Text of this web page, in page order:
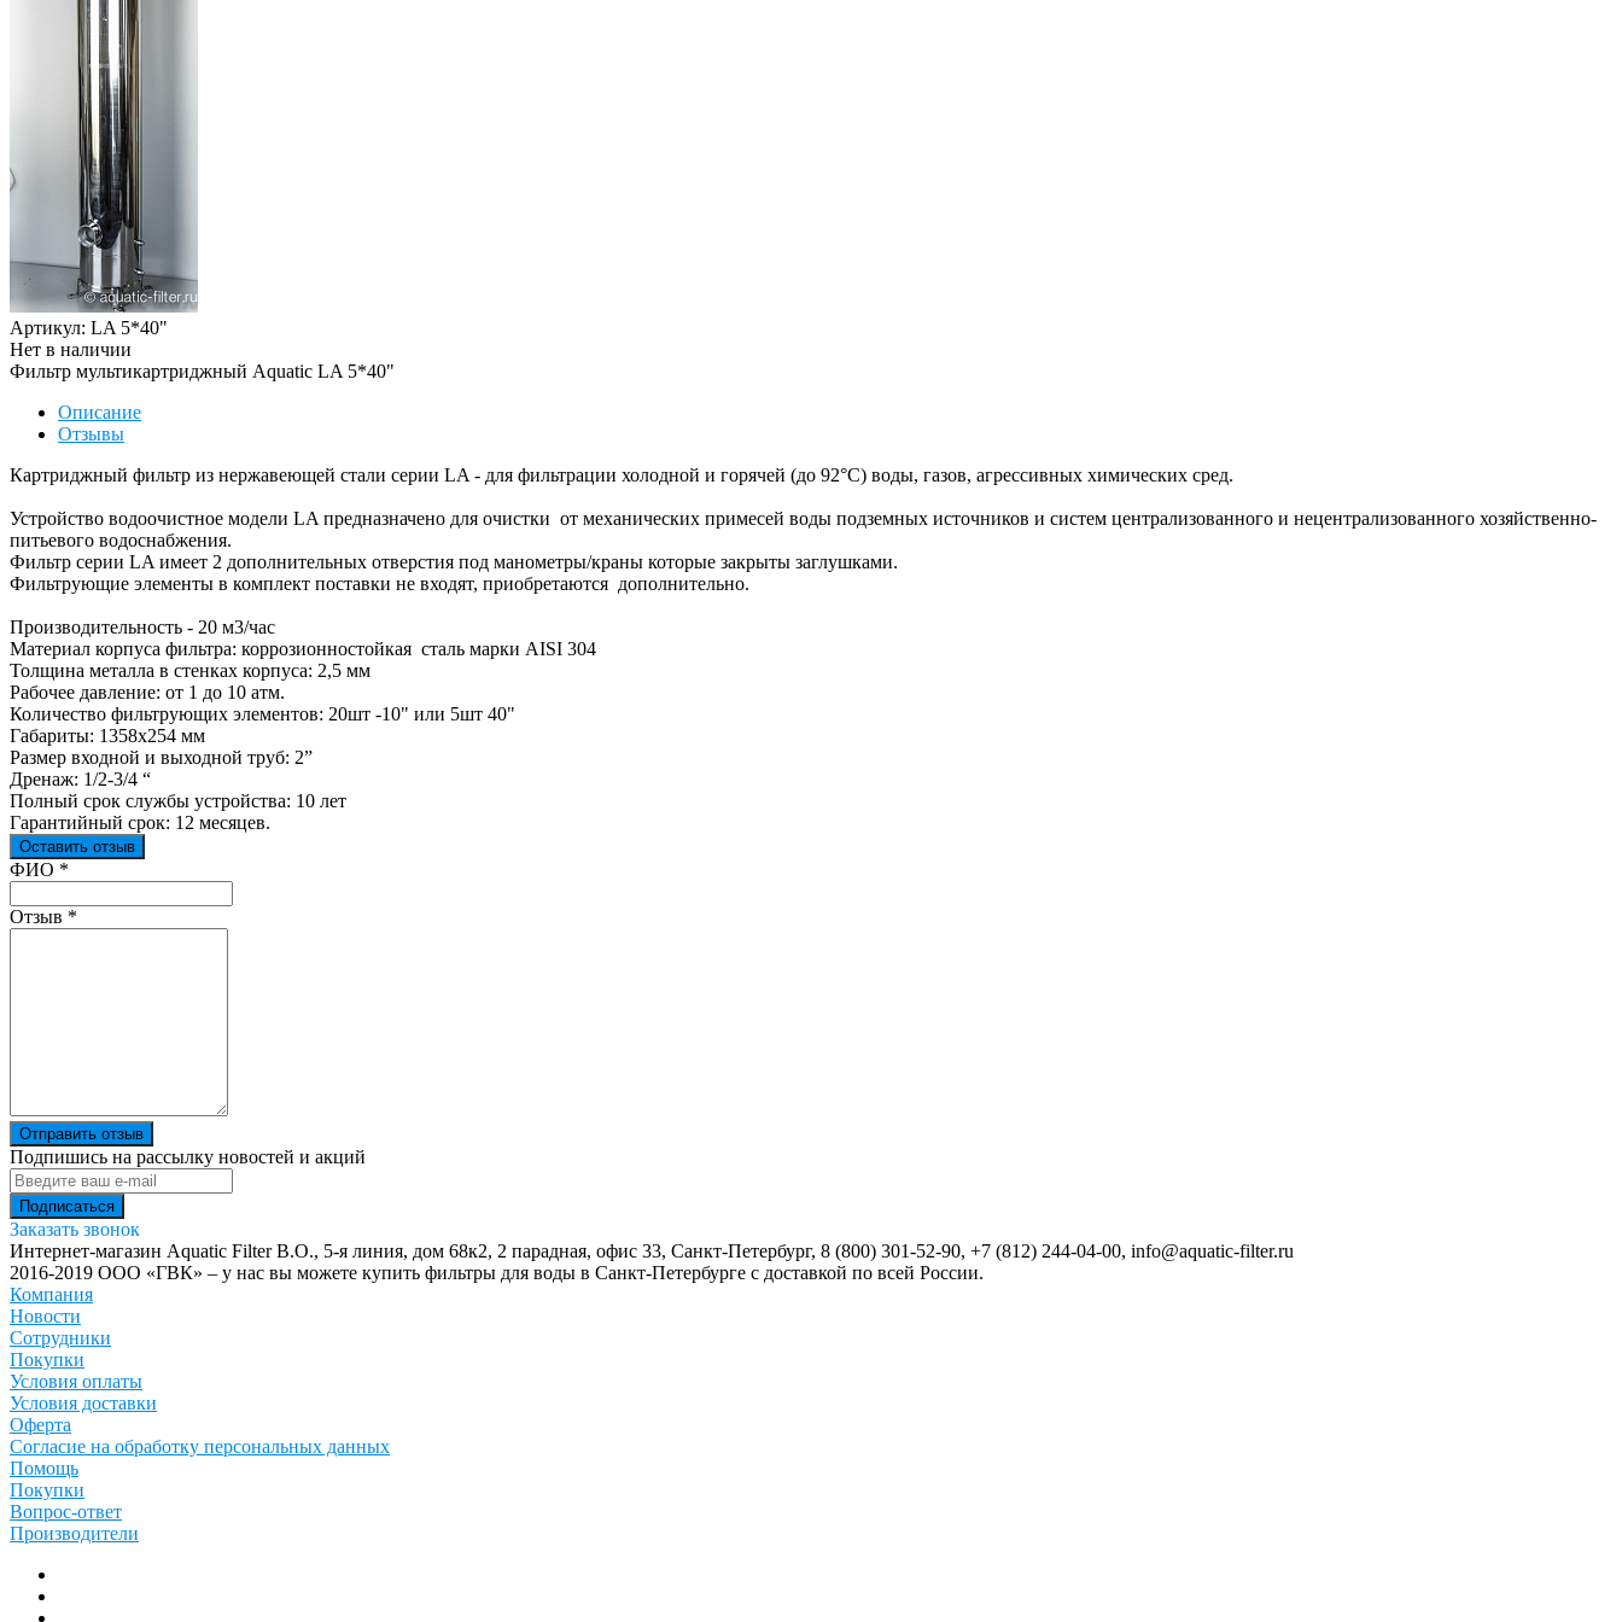
Артикул: LA 5*40"
Нет в наличии
Фильтр мультикартриджный Aquatic LA 5*40"
Описание
Отзывы
Картриджный фильтр из нержавеющей стали серии LA - для фильтрации холодной и горячей (до 92°C) воды, газов, агрессивных химических сред.
Устройство водоочистное модели LA предназначено для очистки от механических примесей воды подземных источников и систем централизованного и нецентрализованного хозяйственно-
питьевого водоснабжения.
Фильтр серии LA имеет 2 дополнительных отверстия под манометры/краны которые закрыты заглушками.
Фильтрующие элементы в комплект поставки не входят, приобретаются дополнительно.
Производительность - 20 м3/час
Материал корпуса фильтра: коррозионностойкая сталь марки AISI 304
Толщина металла в стенках корпуса: 2,5 мм
Рабочее давление: от 1 до 10 атм.
Количество фильтрующих элементов: 20шт -10" или 5шт 40"
Габариты: 1358х254 мм
Размер входной и выходной труб: 2”
Дренаж: 1/2-3/4 “
Полный срок службы устройства: 10 лет
Гарантийный срок: 12 месяцев.
Оставить отзыв
Ваш отзыв был отправлен!
ФИО *
Отзыв *
Отправить отзыв
Подпишись на рассылку новостей и акций
Заказать звонок
Интернет-магазин Aquatic Filter В.О., 5-я линия, дом 68к2, 2 парадная, офис 33, Санкт-Петербург, 8 (800) 301-52-90, +7 (812) 244-04-00, info@aquatic-filter.ru
2016-2019 ООО «ГВК» – у нас вы можете купить фильтры для воды в Санкт-Петербурге с доставкой по всей России.
Компания
Новости
Сотрудники
Покупки
Условия оплаты
Условия доставки
Оферта
Согласие на обработку персональных данных
Помощь
Покупки
Вопрос-ответ
Производители